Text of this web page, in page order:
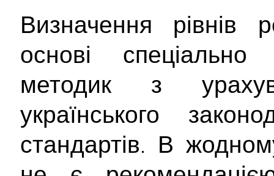
Визначення рівнів
основі спеціально
методик з
українського
стандартів. В